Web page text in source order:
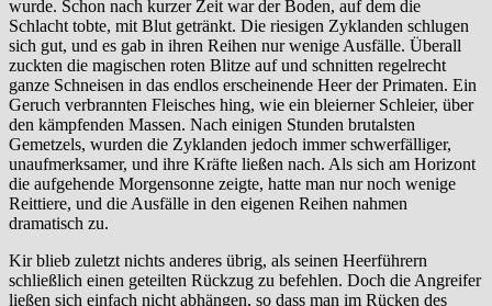
wurde. Schon nach kurzer Zeit war der Boden, auf dem die
Schlacht tobte, mit Blut getränkt. Die riesigen Zyklanden schlugen
sich gut, und es gab in ihren Reihen nur wenige Ausfälle. Überall
zuckten die magischen roten Blitze auf und schnitten regelrecht
ganze Schneisen in das endlos erscheinende Heer der Primaten. Ein
Geruch verbrannten Fleisches hing, wie ein bleierner Schleier, über
den kämpfenden Massen. Nach einigen Stunden brutalsten
Gemetzels, wurden die Zyklanden jedoch immer schwerfälliger,
unaufmerksamer, und ihre Kräfte ließen nach. Als sich am Horizont
die aufgehende Morgensonne zeigte, hatte man nur noch wenige
Reittiere, und die Ausfälle in den eigenen Reihen nahmen
dramatisch zu.
Kir blieb zuletzt nichts anderes übrig, als seinen Heerführern
schließlich einen geteilten Rückzug zu befehlen. Doch die Angreifer
ließen sich einfach nicht abhängen, so dass man im Rücken des